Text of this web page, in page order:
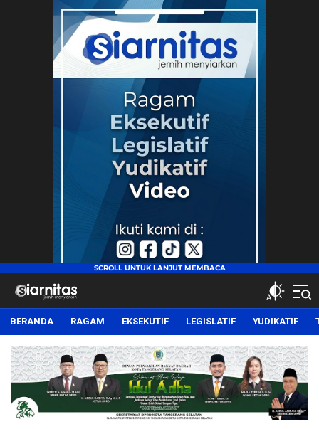
siarnitas
Jernih Menyiarkan
BERANDA RAGAM EKSEKUTIF LEGISLATIF YUDIKATIF